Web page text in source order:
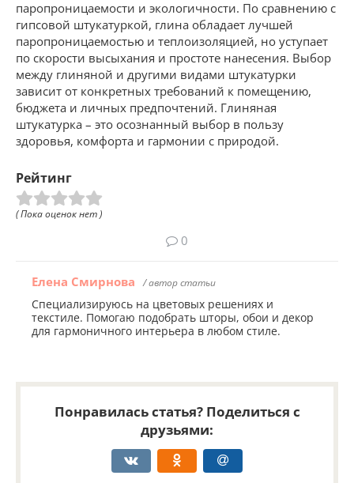
паропроницаемости и экологичности. По сравнению с
гипсовой штукатуркой, глина обладает лучшей
паропроницаемостью и теплоизоляцией, но уступает
по скорости высыхания и простоте нанесения. Выбор
между глиняной и другими видами штукатурки
зависит от конкретных требований к помещению,
бюджета и личных предпочтений. Глиняная
штукатурка – это осознанный выбор в пользу
здоровья, комфорта и гармонии с природой.
Рейтинг
( Пока оценок нет )
0
Елена Смирнова / автор статьи
Специализируюсь на цветовых решениях и
текстиле. Помогаю подобрать шторы, обои и декор
для гармоничного интерьера в любом стиле.
Понравилась статья? Поделиться с
друзьями: